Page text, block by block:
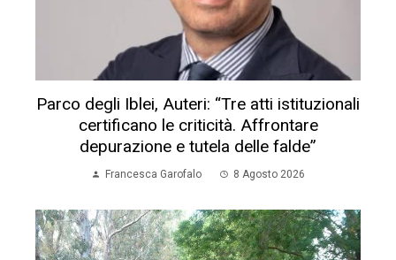
Parco degli Iblei, Auteri: “Tre atti istituzionali
certificano le criticità. Affrontare
depurazione e tutela delle falde”
Francesca Garofalo 8 Agosto 2026